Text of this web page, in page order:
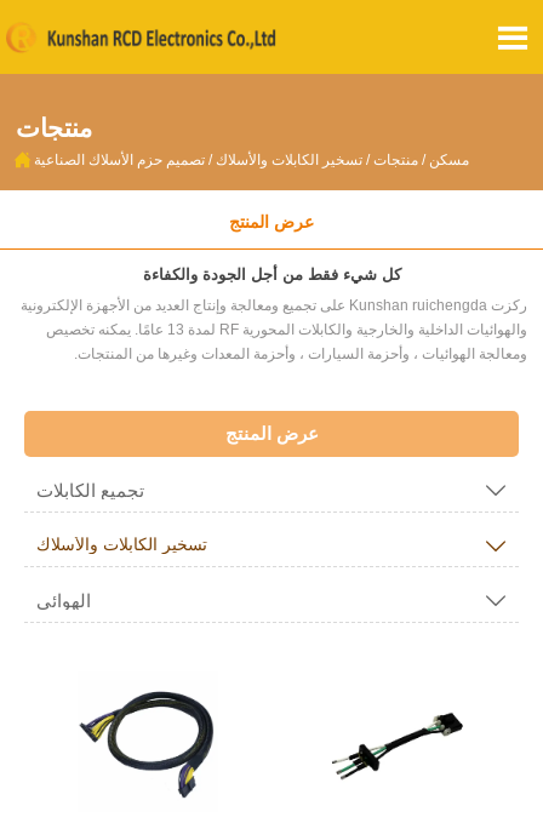

منتجات
 مسكن / منتجات/ تسخير الكابلات والأسلاك / تصميم حزم الأسلاك الصناعية
عرض المنتج
كل شيء فقط من أجل الجودة والكفاءة
ركزت Kunshan ruichengda على تجميع ومعالجة وإنتاج العديد من الأجهزة الإلكترونية
والهوائيات الداخلية والخارجية والكابلات المحورية RF لمدة 13 عامًا. يمكنه تخصيص
ومعالجة الهوائيات ، وأحزمة السيارات ، وأحزمة المعدات وغيرها من المنتجات.
عرض المنتج
تجميع الكابلات 
تسخير الكابلات والأسلاك 
الهوائي 